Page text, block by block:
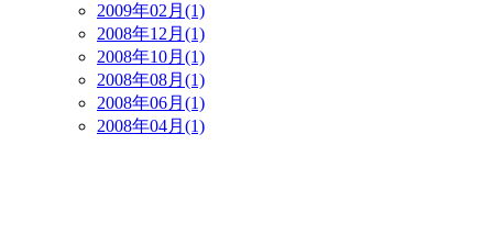
2009年02月(1)
2008年12月(1)
2008年10月(1)
2008年08月(1)
2008年06月(1)
2008年04月(1)